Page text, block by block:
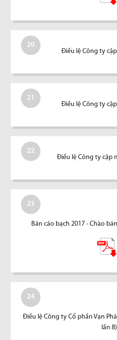
20
Điều lệ Công ty
21
Điều lệ Công ty
22
Điều lệ Công ty cập
23
Bản cáo bạch 2017 - Chào
24
Điều lệ Công ty Cổ phần Vạn
lần 8)